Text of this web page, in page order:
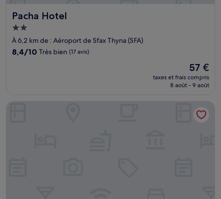
Pacha Hotel
Pacha Hotel
Hébergement
2.0 étoiles
À 6,2 km de : Aéroport de Sfax Thyna (SFA)
8.4
8,4/10 Très bien (17 avis)
Le
nouveau
prix
57 €
57 €
taxes et frais compris
8 août - 9 août
Hotel Donia Sfax